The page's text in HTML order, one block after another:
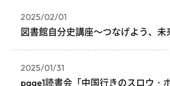
2025/02/01
図書館自分史講座～つなげよう、未
2025/01/31
page1読書会「中国行きのスロウ・